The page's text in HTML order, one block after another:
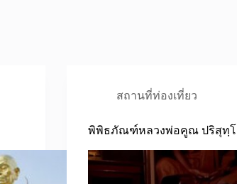
สถานที่ท่องเที่ยว
พิพิธภัณฑ์หลวงพ่อคูณ ปริสุทฺ